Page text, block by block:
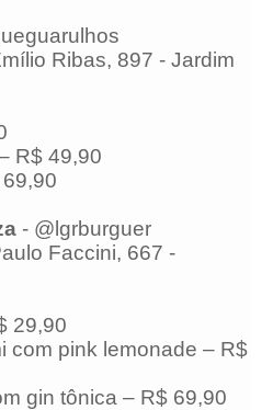
Ribas, 897 - Jardim
R$ 49,90
- @lgrburguer
Faccini, 667 -
29,90
com pink lemonade – R$
gin tônica – R$ 69,90